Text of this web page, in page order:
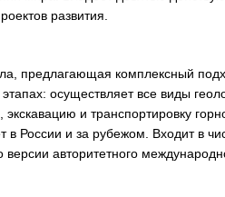
развития.
предлагающая комплексный
осуществляет все виды
и транспортировку
в России и за рубежом. Входит в
авторитетного